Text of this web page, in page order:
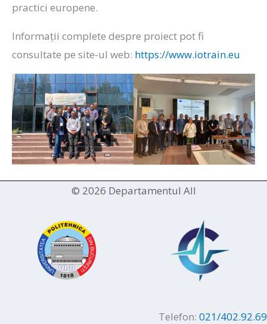
practici europene.
Informații complete despre proiect pot fi
consultate pe site-ul web: https://www.iotrain.eu
© 2026 Departamentul AII
Telefon: 021/402.92.69